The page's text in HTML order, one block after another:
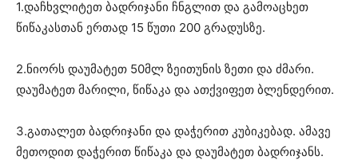
1.დაჩხვლიტეთ ბადრიჯანი ჩნგლით და გამოაცხეთ
წიწაკასთან ერთად 15 წუთი 200 გრადუსზე.
2.ნიორს დაუმატეთ 50მლ ზეითუნის ზეთი და ძმარი.
დაუმატეთ მარილი, წიწაკა და ათქვიფეთ ბლენდერით.
3.გათალეთ ბადრიჯანი და დაჭერით კუბიკებად. ამავე
მეთოდით დაჭერით წიწაკა და დაუმატეთ ბადრიჯანს.